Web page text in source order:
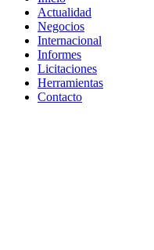
Actualidad
Negocios
Internacional
Informes
Licitaciones
Herramientas
Contacto